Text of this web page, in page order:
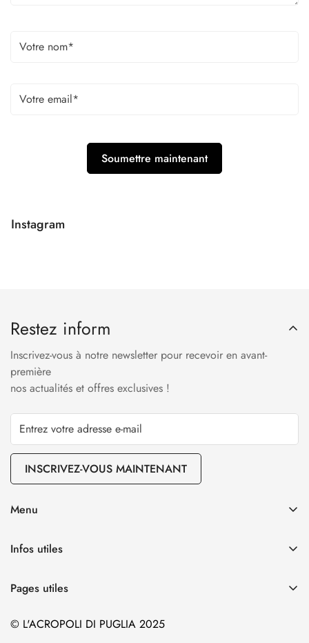
Instagram
Restez inform
Inscrivez-vous à notre newsletter pour recevoir en avant-
première
nos actualités et offres exclusives !
INSCRIVEZ-VOUS MAINTENANT
Menu
Nos vins
Nos céramiques
Les emballages
Infos utiles
Politique de confidentialité
Conditions générales
Pages utiles
© L'ACROPOLI DI PUGLIA 2025